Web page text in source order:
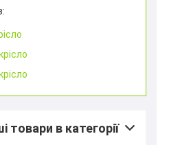
товари в категорії